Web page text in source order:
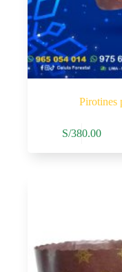
Pirotines
S/380.00